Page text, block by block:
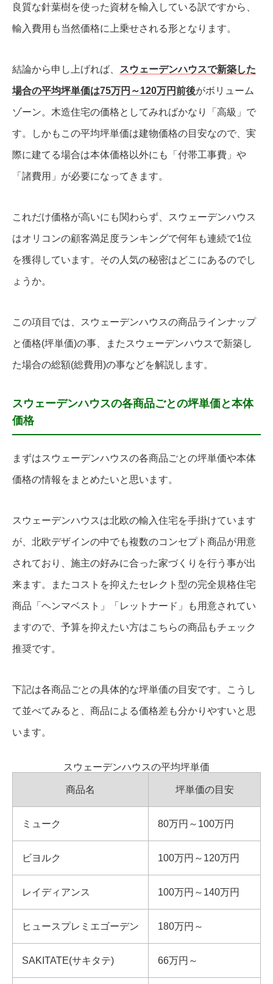
良質な針葉樹を使った資材を輸入している訳ですから、
輸入費用も当然価格に上乗せされる形となります。
結論から申し上げれば、 スウェーデンハウスで新築した
場合の平均坪単価は75万円～120万円前後がボリューム
ゾーン。木造住宅の価格としてみればかなり「高級」で
す。しかもこの平均坪単価は建物価格の目安なので、実
際に建てる場合は本体価格以外にも「付帯工事費」や
「諸費用」が必要になってきます。
これだけ価格が高いにも関わらず、スウェーデンハウス
はオリコンの顧客満足度ランキングで何年も連続で1位
を獲得しています。その人気の秘密はどこにあるのでし
ょうか。
この項目では、スウェーデンハウスの商品ラインナップ
と価格(坪単価)の事、またスウェーデンハウスで新築し
た場合の総額(総費用)の事などを解説します。
スウェーデンハウスの各商品ごとの坪単価と本体
価格
まずはスウェーデンハウスの各商品ごとの坪単価や本体
価格の情報をまとめたいと思います。
スウェーデンハウスは北欧の輸入住宅を手掛けています
が、北欧デザインの中でも複数のコンセプト商品が用意
されており、施主の好みに合った家づくりを行う事が出
来ます。またコストを抑えたセレクト型の完全規格住宅
商品「ヘンマベスト」「レットナード」も用意されてい
ますので、予算を抑えたい方はこちらの商品もチェック
推奨です。
下記は各商品ごとの具体的な坪単価の目安です。こうし
て並べてみると、商品による価格差も分かりやすいと思
います。
スウェーデンハウスの平均坪単価
商品名 坪単価の目安
ミューク 80万円～100万円
ビヨルク 100万円～120万円
レイディアンス 100万円～140万円
ヒュースプレミエゴーデン 180万円～
SAKITATE(サキタテ) 66万円～